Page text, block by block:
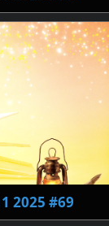
2025 #69